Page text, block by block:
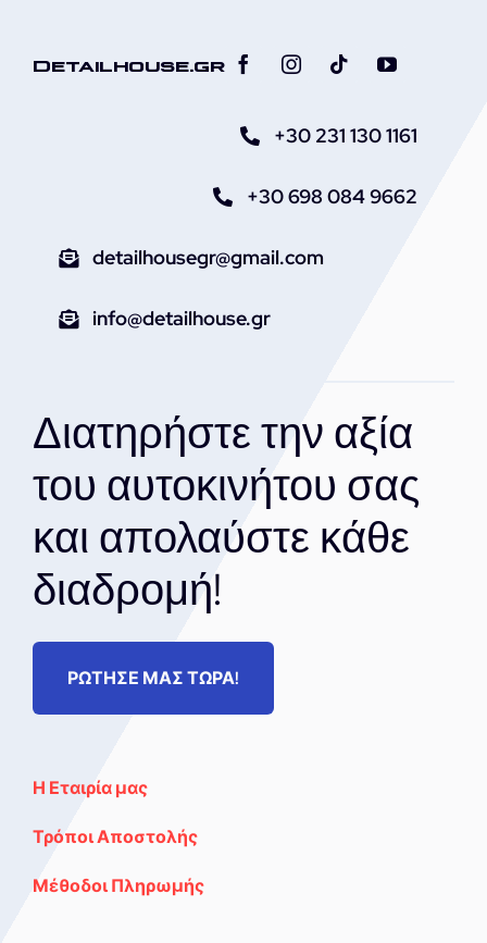
Detailhouse.gr
+30 231 130 1161
+30 698 084 9662
detailhousegr@gmail.com
info@detailhouse.gr
Διατηρήστε την αξία
του αυτοκινήτου σας
και απολαύστε κάθε
διαδρομή!
ΡΩΤΗΣΕ ΜΑΣ ΤΩΡΑ!
Η Εταιρία μας
Τρόποι Αποστολής
Μέθοδοι Πληρωμής